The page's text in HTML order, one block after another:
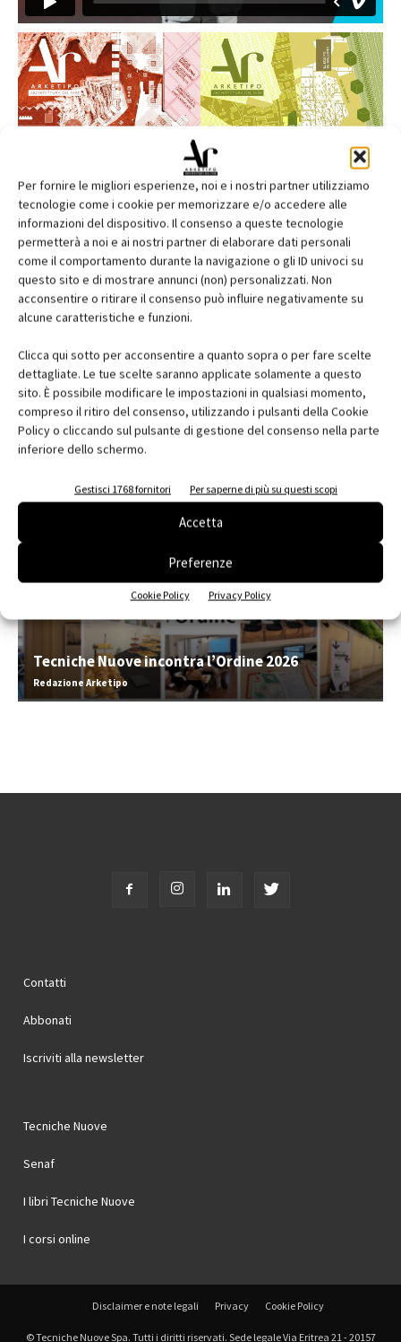
Per fornire le migliori esperienze, noi e i nostri partner utilizziamo
tecnologie come i cookie per memorizzare e/o accedere alle
informazioni del dispositivo. Il consenso a queste tecnologie
permetterà a noi e ai nostri partner di elaborare dati personali
come il comportamento durante la navigazione o gli ID univoci su
questo sito e di mostrare annunci (non) personalizzati. Non
acconsentire o ritirare il consenso può influire negativamente su
alcune caratteristiche e funzioni.
Clicca qui sotto per acconsentire a quanto sopra o per fare scelte
dettagliate. Le tue scelte saranno applicate solamente a questo
sito. È possibile modificare le impostazioni in qualsiasi momento,
compreso il ritiro del consenso, utilizzando i pulsanti della Cookie
Policy o cliccando sul pulsante di gestione del consenso nella parte
inferiore dello schermo.
Gestisci 1768 fornitori Per saperne di più su questi scopi
Accetta
Preferenze
Cookie Policy Privacy Policy
Edicola web
Iscriviti alla newsletter
EVENTI
Tecniche Nuove incontra l’Ordine 2026
Redazione Arketipo
Contatti
Abbonati
Iscriviti alla newsletter
Tecniche Nuove
Senaf
I libri Tecniche Nuove
I corsi online
Disclaimer e note legali Privacy Cookie Policy
© Tecniche Nuove Spa. Tutti i diritti riservati. Sede legale Via Eritrea 21 - 20157